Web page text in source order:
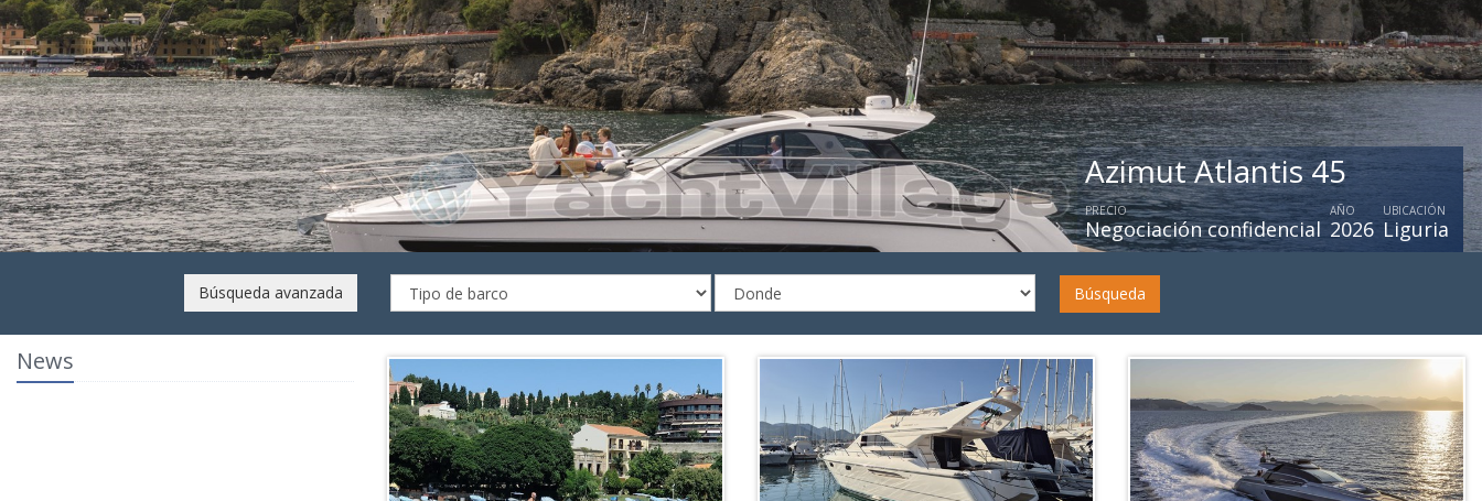
45
AÑO
2026
UBICACIÓN
Liguria
Azimut 66
PRECIO
Negociación
Búsqueda avanzada Búsqueda
News